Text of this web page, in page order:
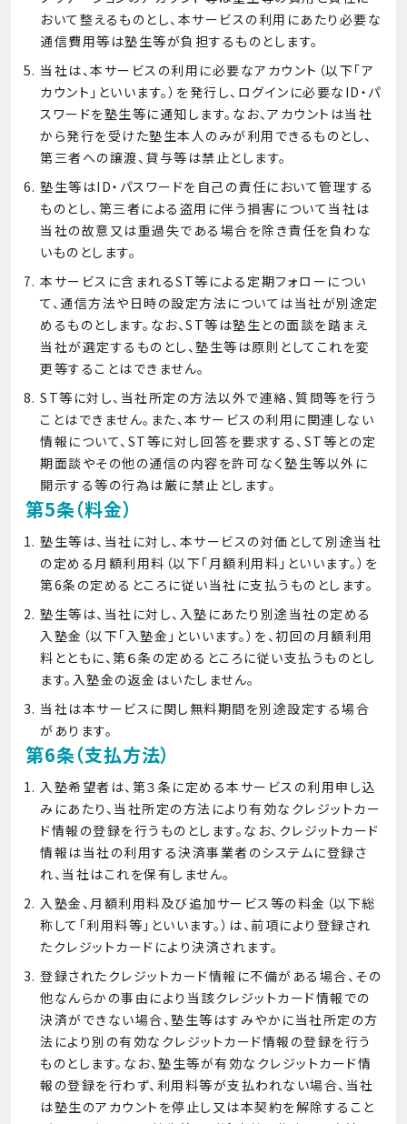
おいて整えるものとし、本サービスの利用にあたり必要な
通信費用等は塾生等が負担するものとします。
当社は、本サービスの利用に必要なアカウント（以下「ア
カウント」といいます。）を発行し、ログインに必要なID・パ
スワードを塾生等に通知します。なお、アカウントは当社
から発行を受けた塾生本人のみが利用できるものとし、
第三者への譲渡、貸与等は禁止とします。
塾生等はID・パスワードを自己の責任において管理する
ものとし、第三者による盗用に伴う損害について当社は
当社の故意又は重過失である場合を除き責任を負わな
いものとします。
本サービスに含まれるST等による定期フォローについ
て、通信方法や日時の設定方法については当社が別途定
めるものとします。なお、ST等は塾生との面談を踏まえ
当社が選定するものとし、塾生等は原則としてこれを変
更等することはできません。
ST等に対し、当社所定の方法以外で連絡、質問等を行う
ことはできません。また、本サービスの利用に関連しない
情報について、ST等に対し回答を要求する、ST等との定
期面談やその他の通信の内容を許可なく塾生等以外に
開示する等の行為は厳に禁止とします。
第5条（料金）
塾生等は、当社に対し、本サービスの対価として別途当社
の定める月額利用料（以下「月額利用料」といいます。）を
第6条の定めるところに従い当社に支払うものとします。
塾生等は、当社に対し、入塾にあたり別途当社の定める
入塾金（以下「入塾金」といいます。）を、初回の月額利用
料とともに、第６条の定めるところに従い支払うものとし
ます。入塾金の返金はいたしません。
当社は本サービスに関し無料期間を別途設定する場合
があります。
第6条（支払方法）
入塾希望者は、第３条に定める本サービスの利用申し込
みにあたり、当社所定の方法により有効なクレジットカー
ド情報の登録を行うものとします。なお、クレジットカード
情報は当社の利用する決済事業者のシステムに登録さ
れ、当社はこれを保有しません。
入塾金、月額利用料及び追加サービス等の料金（以下総
称して「利用料等」といいます。）は、前項により登録され
たクレジットカードにより決済されます。
登録されたクレジットカード情報に不備がある場合、その
他なんらかの事由により当該クレジットカード情報での
決済ができない場合、塾生等はすみやかに当社所定の方
法により別の有効なクレジットカード情報の登録を行う
ものとします。なお、塾生等が有効なクレジットカード情
報の登録を行わず、利用料等が支払われない場合、当社
は塾生のアカウントを停止し又は本契約を解除すること